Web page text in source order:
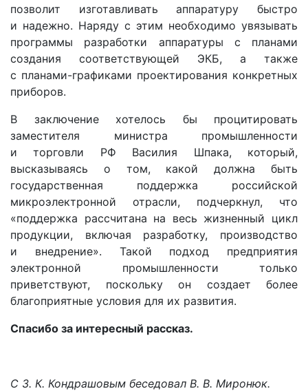
позволит изготавливать аппаратуру быстро
и надежно. Наряду с этим необходимо увязывать
программы разработки аппаратуры с планами
создания соответствующей ЭКБ, а также
с планами-графиками проектирования конкретных
приборов.
В заключение хотелось бы процитировать
заместителя министра промышленности
и торговли РФ Василия Шпака, который,
высказываясь о том, какой должна быть
государственная поддержка российской
микроэлектронной отрасли, подчеркнул, что
«поддержка рассчитана на весь жизненный цикл
продукции, включая разработку, производство
и внедрение». Такой подход предприятия
электронной промышленности только
приветствуют, поскольку он создает более
благоприятные условия для их развития.
Спасибо за интересный рассказ.
С З. К. Кондрашовым беседовал В. В. Миронюк.